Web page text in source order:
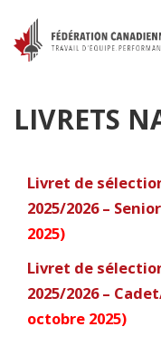
LIVRETS
Livret de
2025/2026 – Senior
2025)
Livret de
2025/2026 –
octobre 2025)